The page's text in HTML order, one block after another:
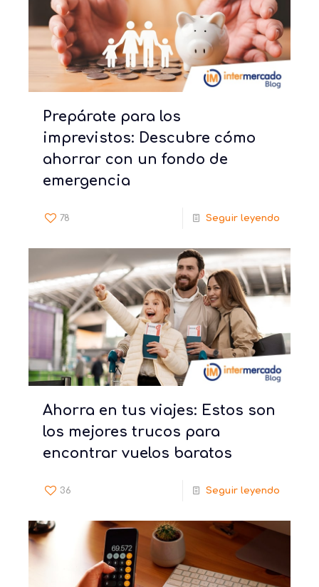
Prepárate para los
imprevistos: Descubre cómo
ahorrar con un fondo de
emergencia
78 Seguir leyendo
Ahorra en tus viajes: Estos son
los mejores trucos para
encontrar vuelos baratos
36 Seguir leyendo